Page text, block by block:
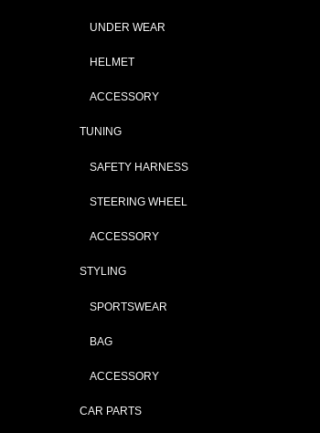
UNDER WEAR
HELMET
ACCESSORY
TUNING
SAFETY HARNESS
STEERING WHEEL
ACCESSORY
STYLING
SPORTSWEAR
BAG
ACCESSORY
CAR PARTS